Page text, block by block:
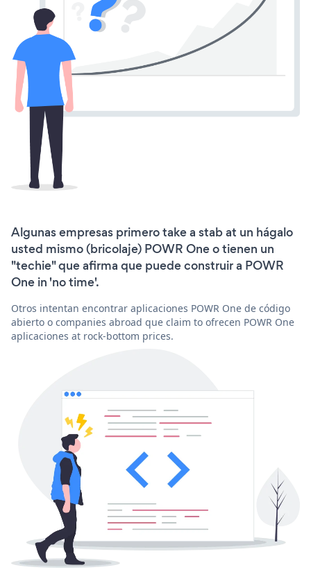
Algunas empresas primero take a stab at un hágalo
usted mismo (bricolaje) POWR One o tienen un
"techie" que afirma que puede construir a POWR
One in 'no time'.
Otros intentan encontrar aplicaciones POWR One de código
abierto o companies abroad que claim to ofrecen POWR One
aplicaciones at rock-bottom prices.